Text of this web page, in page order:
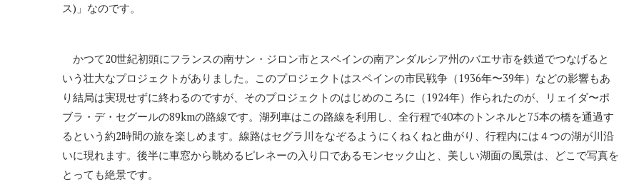
ス)」なのです。
かつて20世紀初頭にフランスの南サン・ジロン市とスペインの南アンダルシア州のバエサ市を鉄道でつなげると
いう壮大なプロジェクトがありました。このプロジェクトはスペインの市民戦争（1936年〜39年）などの影響もあ
り結局は実現せずに終わるのですが、そのプロジェクトのはじめのころに（1924年）作られたのが、リェイダ〜ポ
ブラ・デ・セグールの89kmの路線です。湖列車はこの路線を利用し、全行程で40本のトンネルと75本の橋を通過す
るという約2時間の旅を楽しめます。線路はセグラ川をなぞるようにくねくねと曲がり、行程内には４つの湖が川沿
いに現れます。後半に車窓から眺めるピレネーの入り口であるモンセック山と、美しい湖面の風景は、どこで写真を
とっても絶景です。